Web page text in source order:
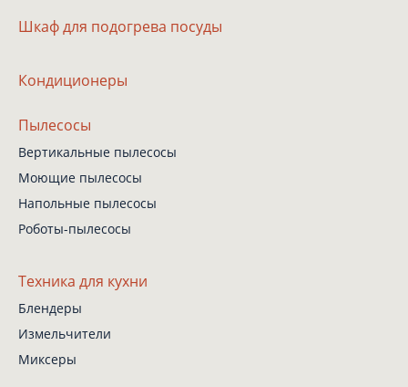
Шкафдля подогрева посуды
Кондиционеры
Пылесосы
Вертикальные пылесосы
Моющие пылесосы
Напольные пылесосы
Роботы-пылесосы
Техника для кухни
Блендеры
Измельчители
Миксеры